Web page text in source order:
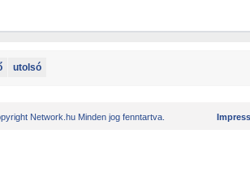
utolsó
Network.hu Minden jog fenntartva.